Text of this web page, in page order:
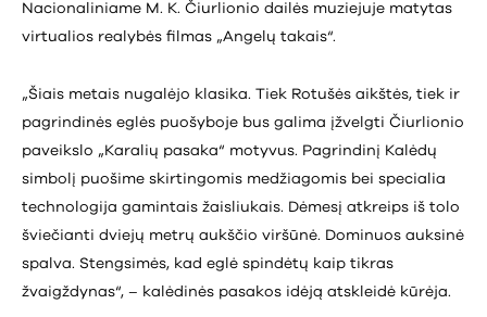
Nacionaliniame M. K. Čiurlionio dailės muziejuje matytas
virtualios realybės filmas „Angelų takais“.
„Šiais metais nugalėjo klasika. Tiek Rotušės aikštės, tiek ir
pagrindinės eglės puošyboje bus galima įžvelgti Čiurlionio
paveikslo „Karalių pasaka“ motyvus. Pagrindinį Kalėdų
simbolį puošime skirtingomis medžiagomis bei specialia
technologija gamintais žaisliukais. Dėmesį atkreips iš tolo
šviečianti dviejų metrų aukščio viršūnė. Dominuos auksinė
spalva. Stengsimės, kad eglė spindėtų kaip tikras
žvaigždynas“, – kalėdinės pasakos idėją atskleidė kūrėja.